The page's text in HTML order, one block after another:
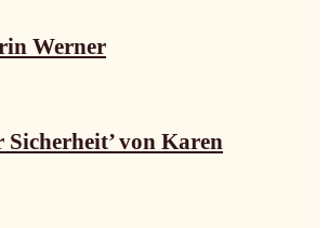
Werner
Sicherheit’ von Karen